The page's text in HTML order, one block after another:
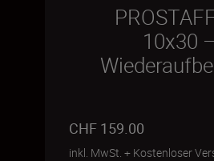
10x30 –
CHF 159.00
inkl. MwSt. + Kostenloser